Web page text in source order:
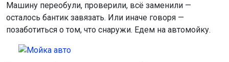
Машину переобули, проверили, всё заменили —
осталось бантик завязать. Или иначе говоря —
позаботиться о том, что снаружи. Едем на автомойку.